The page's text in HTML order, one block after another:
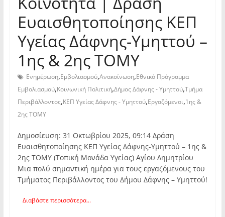
Ευαισθητοποίησης ΚΕΠ
Υγείας Δάφνης-Υμηττού –
1ης & 2ης ΤΟΜΥ
Ενημέρωση,Εμβολιασμού,Ανακοίνωση,Εθνικό Πρόγραμμα
Εμβολιασμού,Κοινωνική Πολιτική,Δήμος Δάφνης - Υμηττού,Τμήμα
Περιβάλλοντος,ΚΕΠ Υγείας Δάφνης - Υμηττού,Εργαζόμενοι,1ης &
2ης ΤΟΜΥ
Δημοσίευση: 31 Οκτωβρίου 2025, 09:14 Δράση
Ευαισθητοποίησης ΚΕΠ Υγείας Δάφνης-Υμηττού – 1ης &
2ης ΤΟΜΥ (Τοπική Μονάδα Υγείας) Αγίου Δημητρίου
Μια πολύ σημαντική ημέρα για τους εργαζόμενους του
Τμήματος Περιβάλλοντος του Δήμου Δάφνης – Υμηττού!
Διαβάστε περισσότερα...